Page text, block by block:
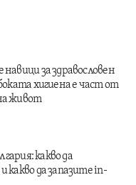
за здравословен
хигиена е част от
живот
какво да
какво да запазите in-